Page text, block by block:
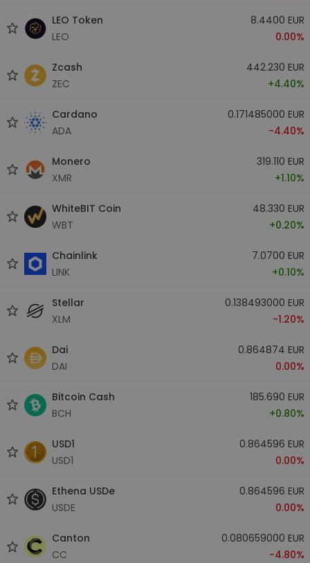
LEO Token
LEO
8.4400 EUR
0.00%
Zcash
ZEC
442.230 EUR
+4.40%
Cardano
ADA
0.171485000 EUR
-4.40%
Monero
XMR
319.110 EUR
+1.10%
WhiteBIT Coin
WBT
48.330 EUR
+0.20%
Chainlink
LINK
7.0700 EUR
+0.10%
Stellar
XLM
0.138493000 EUR
-1.20%
Dai
DAI
0.864874 EUR
0.00%
Bitcoin Cash
BCH
185.690 EUR
+0.80%
USD1
USD1
0.864596 EUR
0.00%
Ethena USDe
USDE
0.864596 EUR
0.00%
Canton
CC
0.080659000 EUR
-4.80%